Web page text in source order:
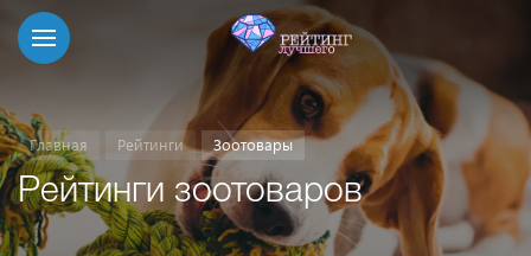
Главная Рейтинги Зоотовары
Рейтинги зоотоваров